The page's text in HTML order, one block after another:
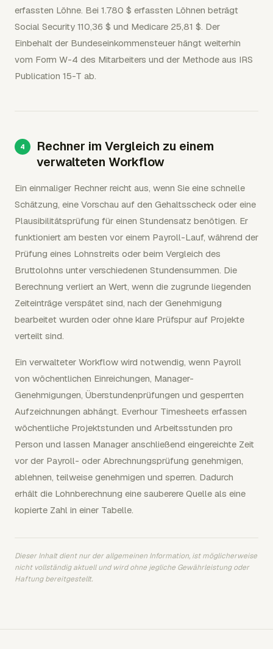
erfassten Löhne. Bei 1.780 $ erfassten Löhnen beträgt
Social Security 110,36 $ und Medicare 25,81 $. Der
Einbehalt der Bundeseinkommensteuer hängt weiterhin
vom Form W-4 des Mitarbeiters und der Methode aus IRS
Publication 15-T ab.
Rechner im Vergleich zu einem
verwalteten Workflow
Ein einmaliger Rechner reicht aus, wenn Sie eine schnelle
Schätzung, eine Vorschau auf den Gehaltsscheck oder eine
Plausibilitätsprüfung für einen Stundensatz benötigen. Er
funktioniert am besten vor einem Payroll-Lauf, während der
Prüfung eines Lohnstreits oder beim Vergleich des
Bruttolohns unter verschiedenen Stundensummen. Die
Berechnung verliert an Wert, wenn die zugrunde liegenden
Zeiteinträge verspätet sind, nach der Genehmigung
bearbeitet wurden oder ohne klare Prüfspur auf Projekte
verteilt sind.
Ein verwalteter Workflow wird notwendig, wenn Payroll
von wöchentlichen Einreichungen, Manager-
Genehmigungen, Überstundenprüfungen und gesperrten
Aufzeichnungen abhängt. Everhour Timesheets erfassen
wöchentliche Projektstunden und Arbeitsstunden pro
Person und lassen Manager anschließend eingereichte Zeit
vor der Payroll- oder Abrechnungsprüfung genehmigen,
ablehnen, teilweise genehmigen und sperren. Dadurch
erhält die Lohnberechnung eine sauberere Quelle als eine
kopierte Zahl in einer Tabelle.
Dieser Inhalt dient nur der allgemeinen Information, ist möglicherweise
nicht vollständig aktuell und wird ohne jegliche Gewährleistung oder
Haftung bereitgestellt.